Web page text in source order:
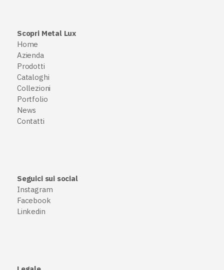
Scopri Metal Lux
Home
Azienda
Prodotti
Cataloghi
Collezioni
Portfolio
News
Contatti
Seguici sui social
Instagram
Facebook
Linkedin